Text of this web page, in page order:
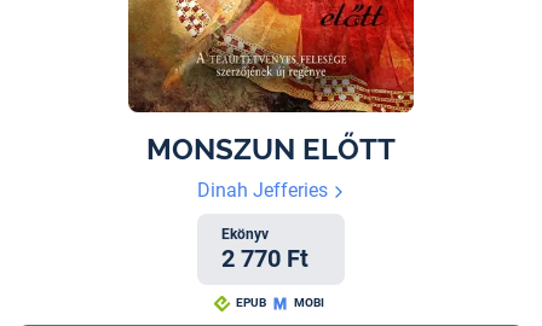
MONSZUN ELŐTT
Dinah Jefferies
Ekönyv
2 770 Ft
EPUB MOBI